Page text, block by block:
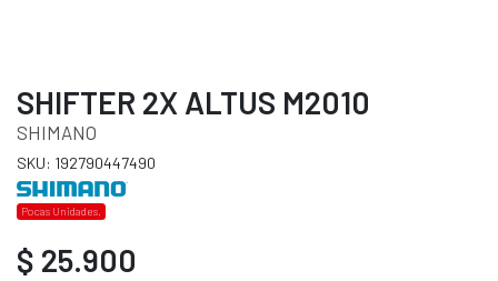
SHIFTER 2X ALTUS M2010
SHIMANO
SKU: 192790447490
Pocas Unidades.
$ 25.900